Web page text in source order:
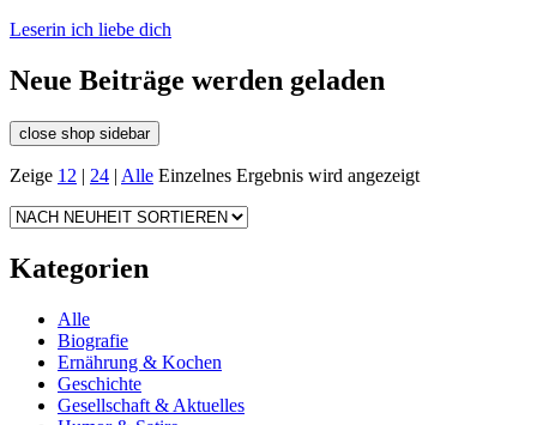
Leserin ich liebe dich
Neue Beiträge werden geladen
close shop sidebar
Zeige 12 | 24 | Alle Einzelnes Ergebnis wird angezeigt
Kategorien
Alle
Biografie
Ernährung & Kochen
Geschichte
Gesellschaft & Aktuelles